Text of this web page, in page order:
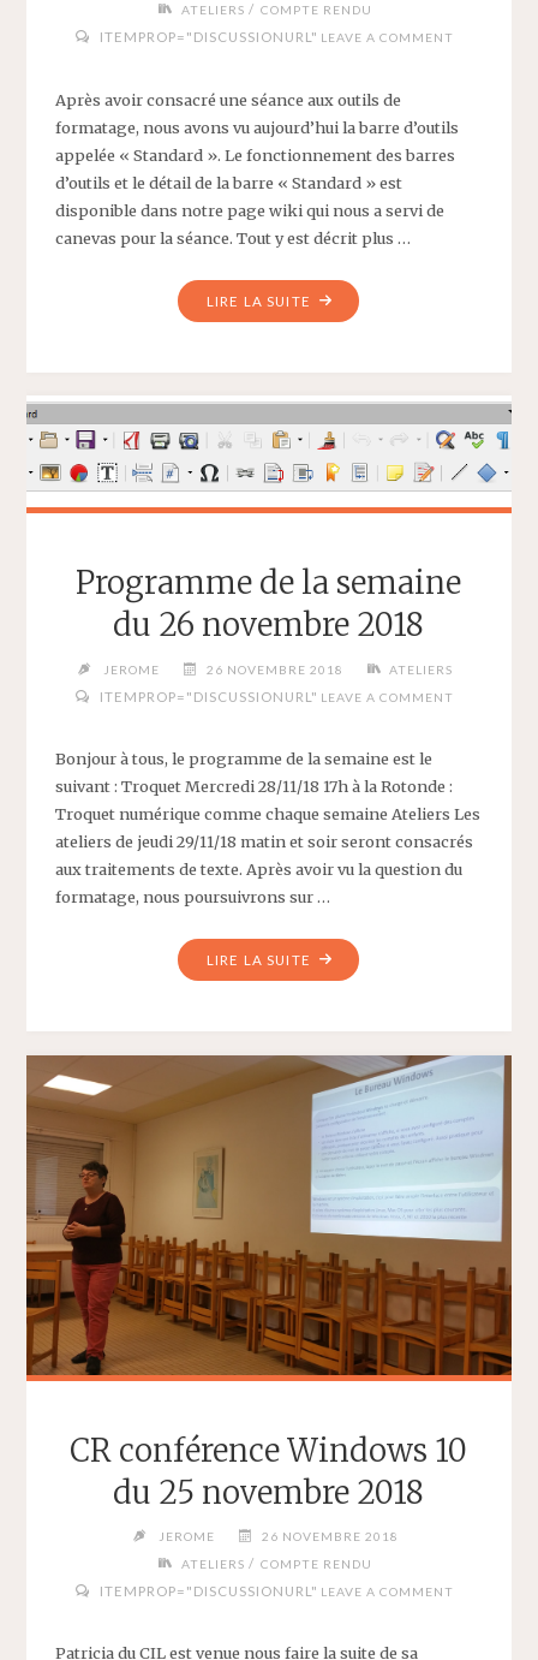
ATELIERS / COMPTE RENDU
ITEMPROP="DISCUSSIONURL" LEAVE A COMMENT
Après avoir consacré une séance aux outils de
formatage, nous avons vu aujourd’hui la barre d’outils
appelée « Standard ». Le fonctionnement des barres
d’outils et le détail de la barre « Standard » est
disponible dans notre page wiki qui nous a servi de
canevas pour la séance. Tout y est décrit plus …
LIRE LA SUITE "CR
ATELIER
BARRE
D’OUTILS
« STANDARD »"
Programme de la semaine
du 26 novembre 2018
JEROME 26 NOVEMBRE 2018 ATELIERS
ITEMPROP="DISCUSSIONURL" LEAVE A COMMENT
Bonjour à tous, le programme de la semaine est le
suivant : Troquet Mercredi 28/11/18 17h à la Rotonde :
Troquet numérique comme chaque semaine Ateliers Les
ateliers de jeudi 29/11/18 matin et soir seront consacrés
aux traitements de texte. Après avoir vu la question du
formatage, nous poursuivrons sur …
LIRE LA SUITE "PROGRAMME
DU
26
NOVEMBRE
2018"
CR conférence Windows 10
du 25 novembre 2018
JEROME
26 NOVEMBRE 2018
ATELIERS / COMPTE RENDU
ITEMPROP="DISCUSSIONURL" LEAVE A COMMENT
Patricia du CIL est venue nous faire la suite de sa